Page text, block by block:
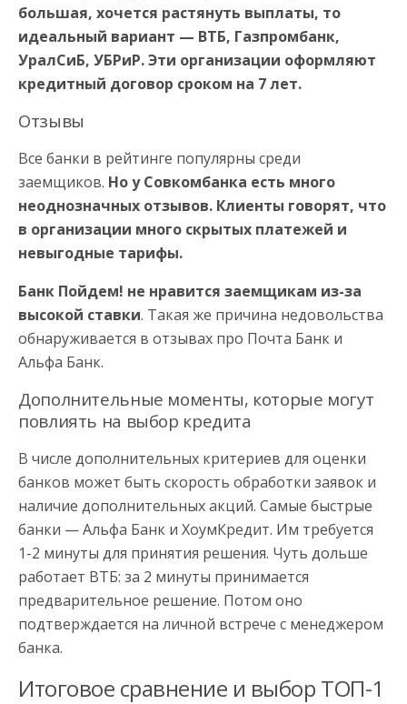
большая, хочется растянуть выплаты, то
идеальный вариант — ВТБ, Газпромбанк,
УралСиБ, УБРиР. Эти организации оформляют
кредитный договор сроком на 7 лет.
Отзывы
Все банки в рейтинге популярны среди
заемщиков. Но у Совкомбанка есть много
неоднозначных отзывов. Клиенты говорят, что
в организации много скрытых платежей и
невыгодные тарифы.
Банк Пойдем! не нравится заемщикам из-за
высокой ставки. Такая же причина недовольства
обнаруживается в отзывах про Почта Банк и
Альфа Банк.
Дополнительные моменты, которые могут
повлиять на выбор кредита
В числе дополнительных критериев для оценки
банков может быть скорость обработки заявок и
наличие дополнительных акций. Самые быстрые
банки — Альфа Банк и ХоумКредит. Им требуется
1-2 минуты для принятия решения. Чуть дольше
работает ВТБ: за 2 минуты принимается
предварительное решение. Потом оно
подтверждается на личной встрече с менеджером
банка.
Итоговое сравнение и выбор ТОП-1